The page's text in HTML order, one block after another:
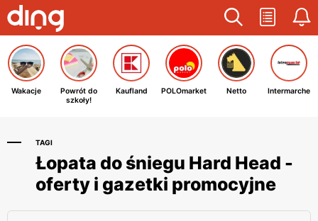
Wakacje
Powrót do
szkoły!
Kaufland POLOmarket Netto Intermarche
TAGI
Łopata do śniegu Hard Head -
oferty i gazetki promocyjne